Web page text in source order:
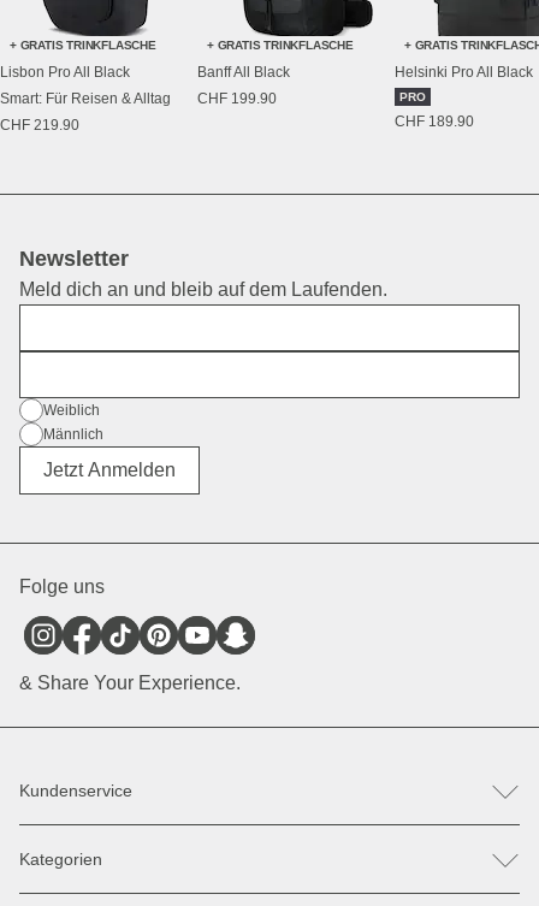
+ GRATIS TRINKFLASCHE
Lisbon Pro All Black
Smart: Für Reisen & Alltag
CHF 219.90
+ GRATIS TRINKFLASCHE
Banff All Black
CHF 199.90
+ GRATIS
Helsinki Pro All Black
PRO
CHF 189.90
Newsletter
Meld dich an und bleib auf dem Laufenden.
Geschlecht
Weiblich
Männlich
Divers
Jetzt Anmelden
Folge uns
& Share Your Experience.
Kundenservice
Hilfe & Kontakt
Retoure / Reklamation anmelden
Kategorien